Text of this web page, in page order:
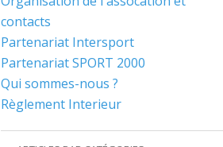
contacts
Partenariat Intersport
Partenariat SPORT 2000
Qui sommes-nous ?
Règlement Interieur